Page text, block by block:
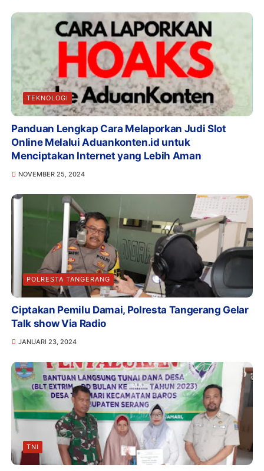
TEKNOLOGI
Panduan Lengkap Cara Melaporkan Judi Slot
Online Melalui Aduankonten.id untuk
Menciptakan Internet yang Lebih Aman
NOVEMBER 25, 2024
POLRESTA TANGERANG
Ciptakan Pemilu Damai, Polresta Tangerang Gelar
Talk show Via Radio
JANUARI 23, 2024
TNI